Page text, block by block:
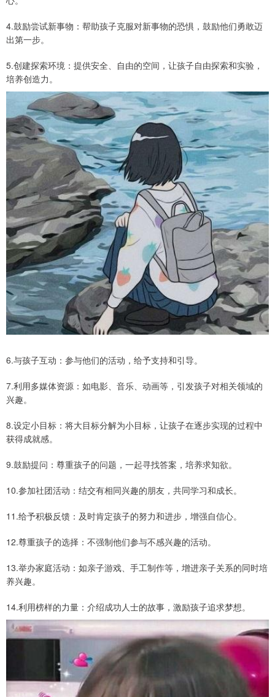
4.鼓励尝试新事物：帮助孩子克服对新事物的恐惧，鼓励他们勇敢迈
出第一步。
5.创建探索环境：提供安全、自由的空间，让孩子自由探索和实验，
培养创造力。
6.与孩子互动：参与他们的活动，给予支持和引导。
7.利用多媒体资源：如电影、音乐、动画等，引发孩子对相关领域的
兴趣。
8.设定小目标：将大目标分解为小目标，让孩子在逐步实现的过程中
获得成就感。
9.鼓励提问：尊重孩子的问题，一起寻找答案，培养求知欲。
10.参加社团活动：结交有相同兴趣的朋友，共同学习和成长。
11.给予积极反馈：及时肯定孩子的努力和进步，增强自信心。
12.尊重孩子的选择：不强制他们参与不感兴趣的活动。
13.举办家庭活动：如亲子游戏、手工制作等，增进亲子关系的同时培
养兴趣。
14.利用榜样的力量：介绍成功人士的故事，激励孩子追求梦想。